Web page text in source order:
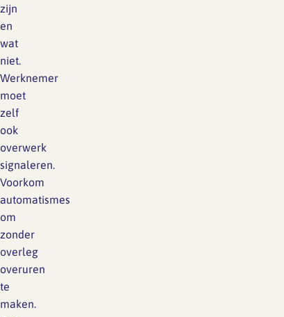
zijn
en
wat
niet.
Werknemer
moet
zelf
ook
overwerk
signaleren.
Voorkom
automatismes
om
zonder
overleg
overuren
te
maken.